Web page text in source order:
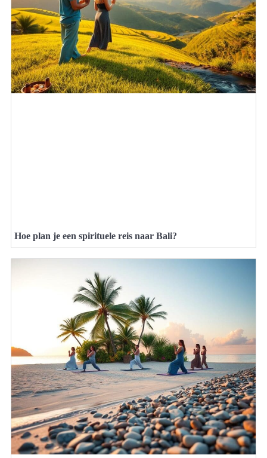
Hoe plan je een spirituele reis naar Bali?